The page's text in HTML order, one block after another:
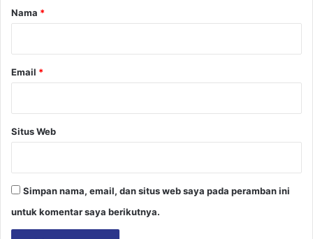
r
Nama *
Email *
Situs Web
Simpan nama, email, dan situs web saya pada peramban ini
untuk komentar saya berikutnya.